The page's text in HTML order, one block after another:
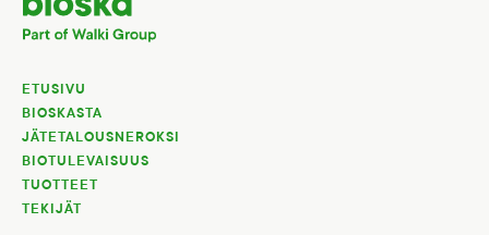
ETUSIVU
BIOSKASTA
JÄTETALOUSNEROKSI
BIOTULEVAISUUS
TUOTTEET
TEKIJÄT